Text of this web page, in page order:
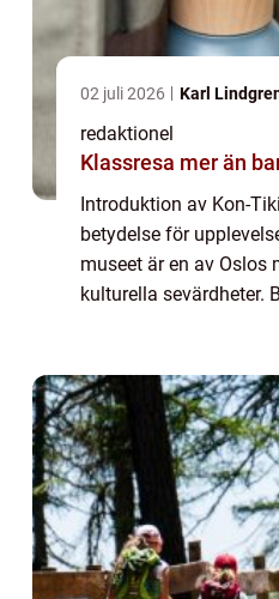
02 juli 2026 Karl
redaktionel
Klassresa
Introduktion av Kon-
betydelse för
museet är en av Oslos
kulturella sevärdheter.